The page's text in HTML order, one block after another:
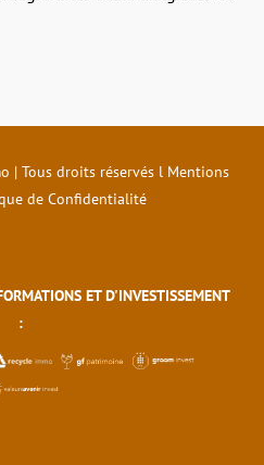
| Tous droits réservés l Mentions
de Confidentialité
ET D'INVESTISSEMENT
: